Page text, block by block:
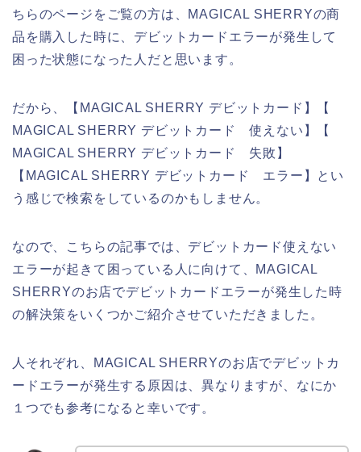
ちらのページをご覧の方は、MAGICAL SHERRYの商
品を購入した時に、デビットカードエラーが発生して
困った状態になった人だと思います。
だから、【MAGICAL SHERRY デビットカード】【
MAGICAL SHERRY デビットカード 使えない】【
MAGICAL SHERRY デビットカード 失敗】
【MAGICAL SHERRY デビットカード エラー】とい
う感じで検索をしているのかもしません。
なので、こちらの記事では、デビットカード使えない
エラーが起きて困っている人に向けて、MAGICAL
SHERRYのお店でデビットカードエラーが発生した時
の解決策をいくつかご紹介させていただきました。
人それぞれ、MAGICAL SHERRYのお店でデビットカ
ードエラーが発生する原因は、異なりますが、なにか
１つでも参考になると幸いです。